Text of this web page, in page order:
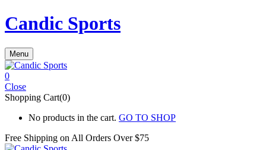
Candic Sports
Menu
0
Close
Shopping Cart(0)
No products in the cart. GO TO SHOP
Free Shipping on All Orders Over $75